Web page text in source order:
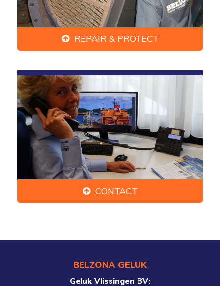
REPAIR & PROTECT
CONTACT
BELZONA GELUK
Geluk Vlissingen BV: